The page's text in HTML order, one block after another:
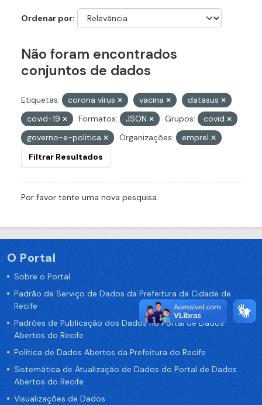
Ordenar por
Não foram encontrados
conjuntos de dados
Etiquetas: corona vírus vacina
datasus
covid-19
Formatos: JSON Grupos:
covid
governo-e-politica
Organizações:
emprel
Filtrar Resultados
Por favor tente uma nova pesquisa.
O Portal
Sobre o Portal
Padrão de Serviço de Dados da Prefeitura da Cidade de
Recife
Padrões de Publicação dos Dados no Portal de Dados
Abertos do Recife
Política de Dados Abertos da Prefeitura do Recife
Sistemática de Atualização de Dados do Portal de Dados
Abertos do Recife
Visualizações de Dados